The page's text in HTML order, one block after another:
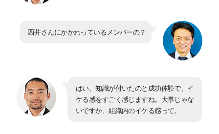
西井さんにかかわっているメンバーの？
はい、知識が付いたのと成功体験で、イ
ケる感をすごく感じますね。大事じゃな
いですか、組織内のイケる感って。